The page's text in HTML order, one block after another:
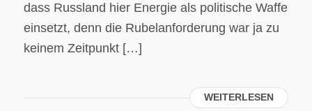
dass Russland hier Energie als politische Waffe
einsetzt, denn die Rubelanforderung war ja zu
keinem Zeitpunkt […]
WEITERLESEN